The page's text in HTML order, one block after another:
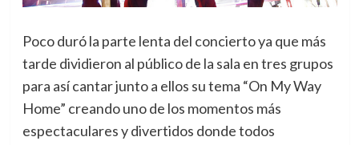
Poco duró la parte lenta del concierto ya que más
tarde dividieron al público de la sala en tres grupos
para así cantar junto a ellos su tema “On My Way
Home” creando uno de los momentos más
espectaculares y divertidos donde todos